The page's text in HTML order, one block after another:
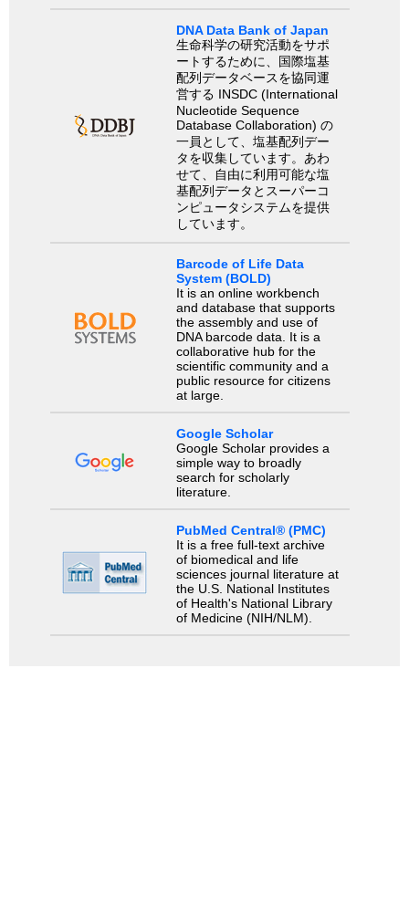
DNA Data Bank of Japan
生命科学の研究活動をサポ
ートするために、国際塩基
配列データベースを協同運
営する INSDC (International
Nucleotide Sequence
Database Collaboration) の
一員として、塩基配列デー
タを収集しています。あわ
せて、自由に利用可能な塩
基配列データとスーパーコ
ンピュータシステムを提供
しています。
Barcode of Life Data
System (BOLD)
It is an online workbench
and database that supports
the assembly and use of
DNA barcode data. It is a
collaborative hub for the
scientific community and a
public resource for citizens
at large.
Google Scholar
Google Scholar provides a
simple way to broadly
search for scholarly
literature.
PubMed Central® (PMC)
It is a free full-text archive
of biomedical and life
sciences journal literature at
the U.S. National Institutes
of Health's National Library
of Medicine (NIH/NLM).